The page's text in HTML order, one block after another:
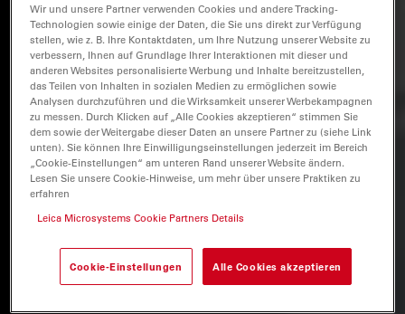
Wir und unsere Partner verwenden Cookies und andere Tracking-
Technologien sowie einige der Daten, die Sie uns direkt zur Verfügung
stellen, wie z. B. Ihre Kontaktdaten, um Ihre Nutzung unserer Website zu
verbessern, Ihnen auf Grundlage Ihrer Interaktionen mit dieser und
anderen Websites personalisierte Werbung und Inhalte bereitzustellen,
das Teilen von Inhalten in sozialen Medien zu ermöglichen sowie
Analysen durchzuführen und die Wirksamkeit unserer Werbekampagnen
zu messen. Durch Klicken auf „Alle Cookies akzeptieren“ stimmen Sie
dem sowie der Weitergabe dieser Daten an unsere Partner zu (siehe Link
unten). Sie können Ihre Einwilligungseinstellungen jederzeit im Bereich
„Cookie-Einstellungen“ am unteren Rand unserer Website ändern.
Lesen Sie unsere Cookie-Hinweise, um mehr über unsere Praktiken zu
erfahren
Leica Microsystems Cookie Partners Details
Cookie-Einstellungen Alle Cookies akzeptieren